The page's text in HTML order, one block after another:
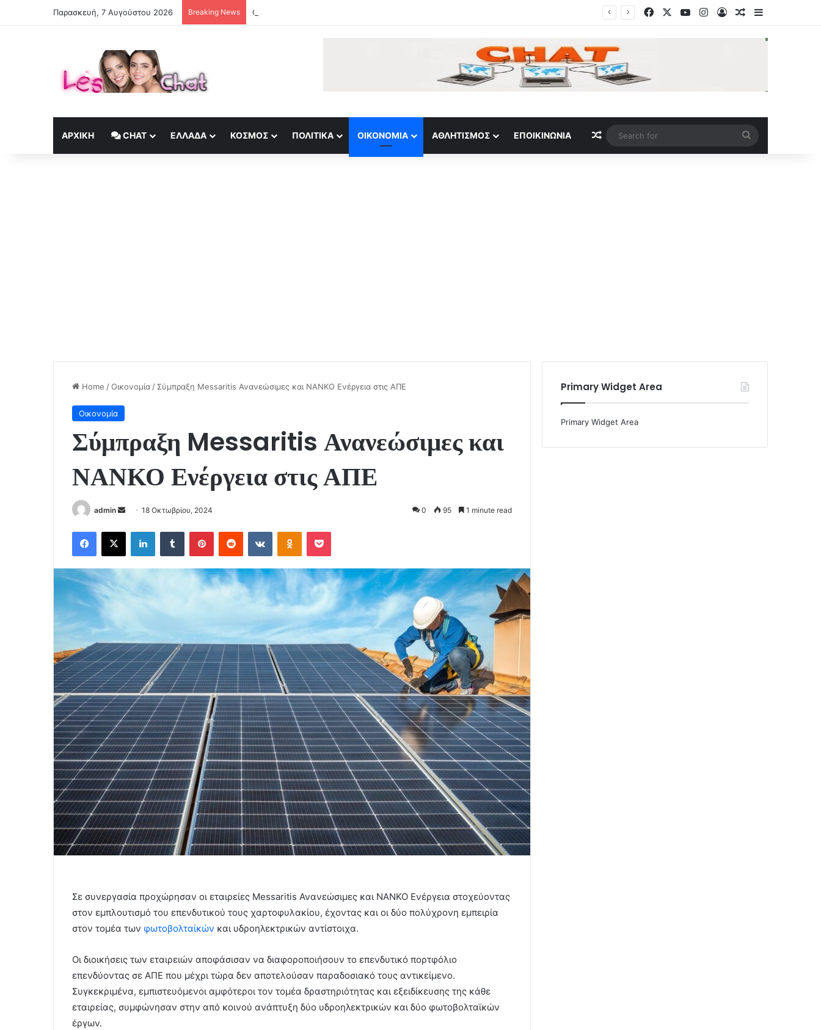
Παρασκευή, 7 Αυγούστου 2026 Breaking News FacebookYouTubeInstagram
Log InRandom Article
Sidebar
ΑΡΧΙΚΉ CHAT ΕΛΛΆΔΑ ΚΟΣΜΟΣ ΠΟΛΙΤΙΚΆ ΟΙΚΟΝΟΜΊΑ ΑΘΛΗΤΙΣΜΌΣ ΕΠΟΙΚΙΝΩΝΊΑ Random Article
for
Home /Οικονομία / Σύμπραξη Messaritis Ανανεώσιμες και ΝΑΝΚΟ Ενέργεια στις ΑΠΕ
Οικονομία
Σύμπραξη Messaritis Ανανεώσιμες και
ΝΑΝΚΟ Ενέργεια στις ΑΠΕ
admin
Send
email
18 Οκτωβρίου, 2024 0 95 1 minute read
Facebook
X LinkedInTumblr PinterestReddit VKontakteOdnoklassniki
Pocket
Σε συνεργασία προχώρησαν οι εταιρείες Messaritis Ανανεώσιμες και ΝΑΝΚΟ Ενέργεια στοχεύοντας
στον εμπλουτισμό του επενδυτικού τους χαρτοφυλακίου, έχοντας και οι δύο πολύχρονη εμπειρία
στον τομέα των φωτοβολταίκών και υδροηλεκτρικών αντίστοιχα.
Οι διοικήσεις των εταιρειών αποφάσισαν να διαφοροποιήσουν το επενδυτικό πορτφόλιο
επενδύοντας σε ΑΠΕ που μέχρι τώρα δεν αποτελούσαν παραδοσιακό τους αντικείμενο.
Συγκεκριμένα, εμπιστευόμενοι αμφότεροι τον τομέα δραστηριότητας και εξειδίκευσης της κάθε
εταιρείας, συμφώνησαν στην από κοινού ανάπτυξη δύο υδροηλεκτρικών και δύο φωτοβολταϊκών
έργων.
Primary Widget Area
Primary Widget Area